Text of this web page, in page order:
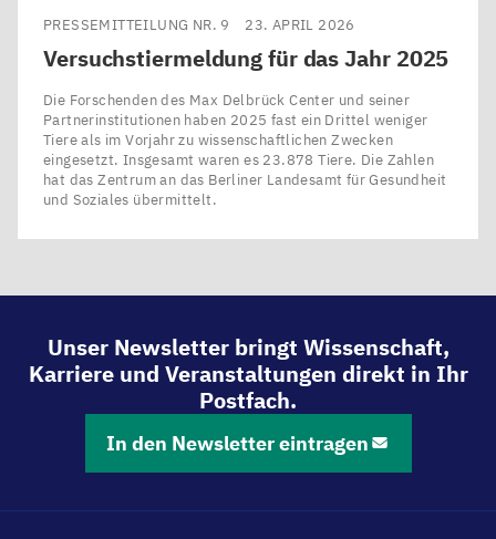
PRESSEMITTEILUNG NR. 9 23. APRIL 2026
Versuchstiermeldung für das Jahr 2025
Die Forschenden des Max Delbrück Center und seiner
Partnerinstitutionen haben 2025 fast ein Drittel weniger
Tiere als im Vorjahr zu wissenschaftlichen Zwecken
eingesetzt. Insgesamt waren es 23.878 Tiere. Die Zahlen
hat das Zentrum an das Berliner Landesamt für Gesundheit
und Soziales übermittelt.
Unser Newsletter bringt Wissenschaft,
Karriere und Veranstaltungen direkt in Ihr
Postfach.
In den Newsletter eintragen